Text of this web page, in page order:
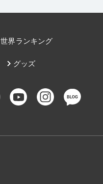
世界ランキング
グッズ